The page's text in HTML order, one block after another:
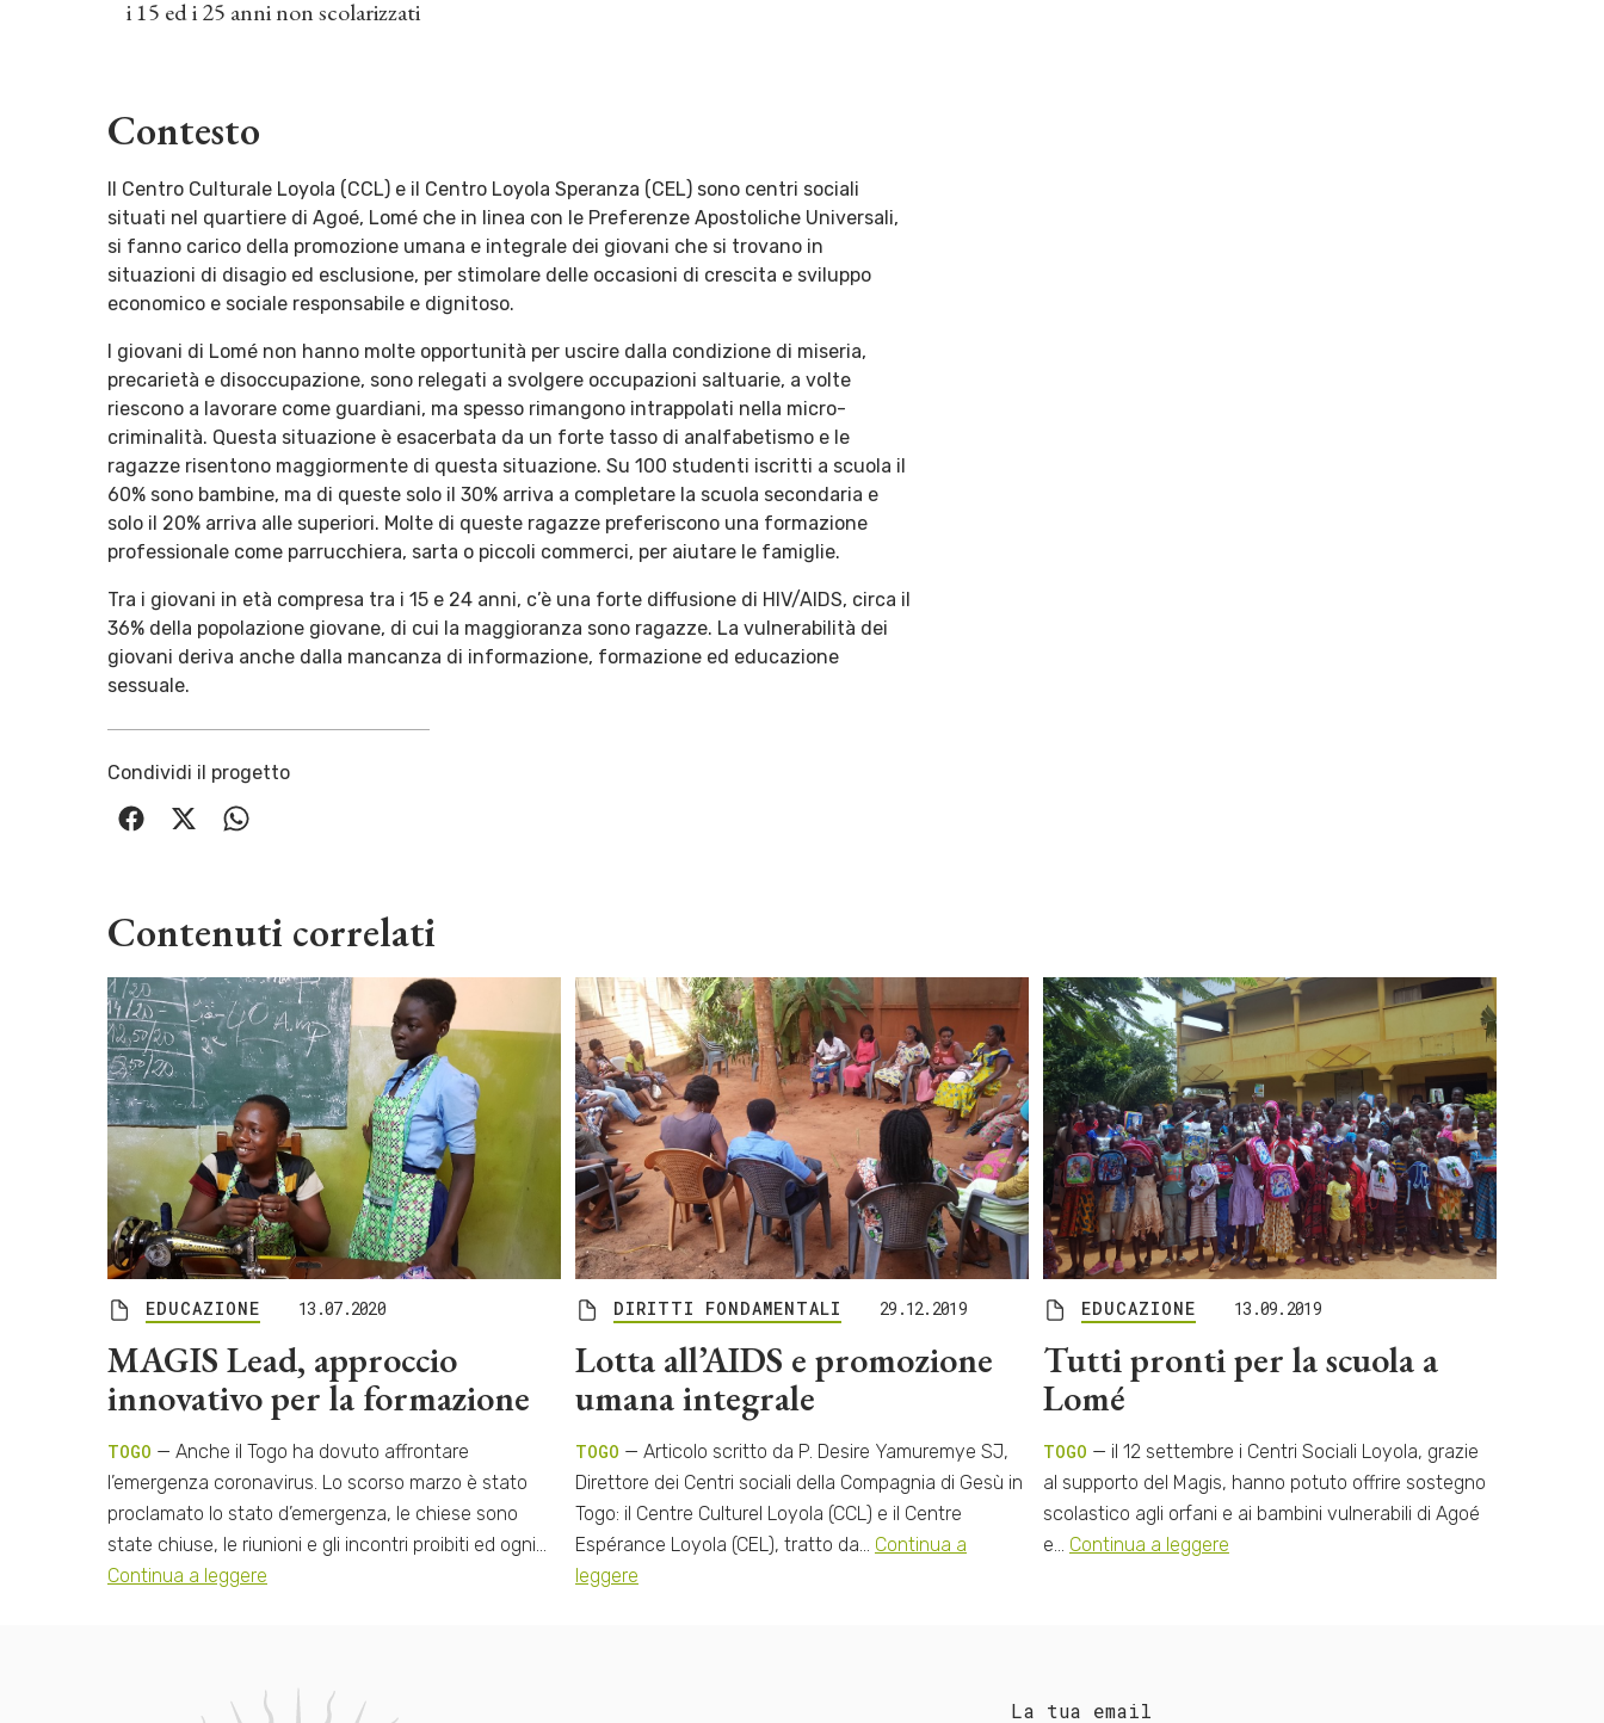
i 15 ed i 25 anni non scolarizzati
Contesto
Il Centro Culturale Loyola (CCL) e il Centro Loyola Speranza (CEL) sono centri sociali
situati nel quartiere di Agoé, Lomé che in linea con le Preferenze Apostoliche Universali,
si fanno carico della promozione umana e integrale dei giovani che si trovano in
situazioni di disagio ed esclusione, per stimolare delle occasioni di crescita e sviluppo
economico e sociale responsabile e dignitoso.
I giovani di Lomé non hanno molte opportunità per uscire dalla condizione di miseria,
precarietà e disoccupazione, sono relegati a svolgere occupazioni saltuarie, a volte
riescono a lavorare come guardiani, ma spesso rimangono intrappolati nella micro-
criminalità. Questa situazione è esacerbata da un forte tasso di analfabetismo e le
ragazze risentono maggiormente di questa situazione. Su 100 studenti iscritti a scuola il
60% sono bambine, ma di queste solo il 30% arriva a completare la scuola secondaria e
solo il 20% arriva alle superiori. Molte di queste ragazze preferiscono una formazione
professionale come parrucchiera, sarta o piccoli commerci, per aiutare le famiglie.
Tra i giovani in età compresa tra i 15 e 24 anni, c’è una forte diffusione di HIV/AIDS, circa il
36% della popolazione giovane, di cui la maggioranza sono ragazze. La vulnerabilità dei
giovani deriva anche dalla mancanza di informazione, formazione ed educazione
sessuale.
Condividi il progetto
Contenuti correlati
EDUCAZIONE 13.07.2020
MAGIS Lead, approccio
innovativo per la formazione
TOGO — Anche il Togo ha dovuto affrontare
l’emergenza coronavirus. Lo scorso marzo è stato
proclamato lo stato d’emergenza, le chiese sono
state chiuse, le riunioni e gli incontri proibiti ed ogni…
Continua a leggere
DIRITTI FONDAMENTALI 29.12.2019
Lotta all’AIDS e promozione
umana integrale
TOGO — Articolo scritto da P. Desire Yamuremye SJ,
Direttore dei Centri sociali della Compagnia di Gesù in
Togo: il Centre Culturel Loyola (CCL) e il Centre
Espérance Loyola (CEL), tratto da… Continua a
leggere
EDUCAZIONE 13.09.2019
Tutti pronti per la scuola a
Lomé
TOGO — il 12 settembre i Centri Sociali Loyola, grazie
al supporto del Magis, hanno potuto offrire sostegno
scolastico agli orfani e ai bambini vulnerabili di Agoé
e… Continua a leggere
La tua email